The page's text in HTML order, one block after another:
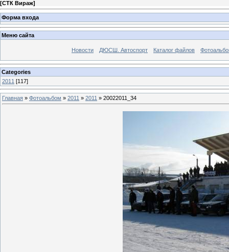
[СТК Вираж]
Форма входа
Меню сайта
Новости ДЮСШ. Автоспорт Каталог файлов
Categories
2011 [117]
Главная » Фотоальбом » 2011 » 2011 » 20022011_34